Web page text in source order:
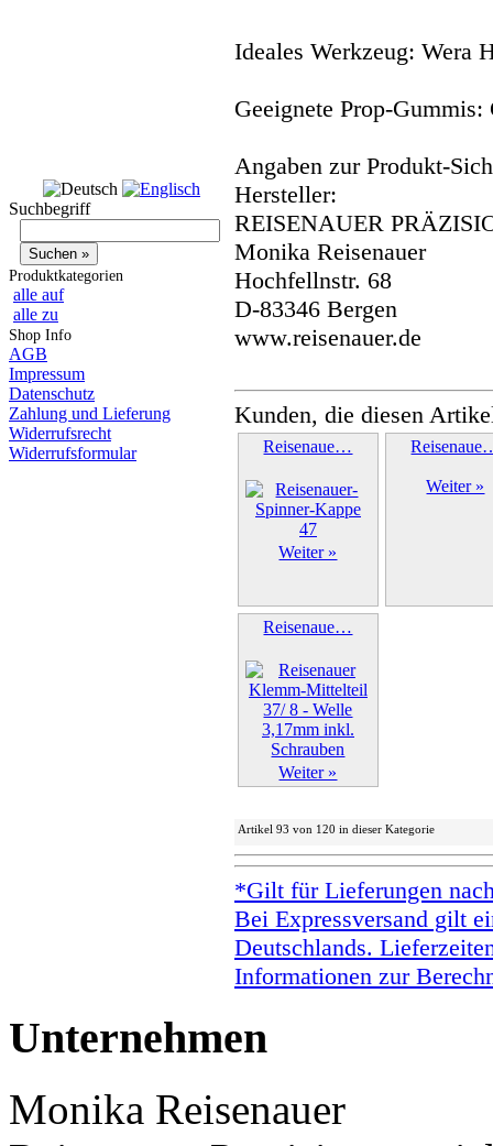
Suchbegriff
Produktkategorien
alle auf
alle zu
Shop Info
AGB
Impressum
Datenschutz
Zahlung und Lieferung
Widerrufsrecht
Widerrufsformular
Ideales Werkzeug: Wera
Geeignete Prop-Gummis:
Angaben zur Produkt-
Hersteller:
REISENAUER
Monika Reisenauer
Hochfellnstr. 68
D-83346 Bergen
www.reisenauer.de
Kunden, die diesen
Reisenaue…
Weiter »
Weiter »
Reisenaue…
Weiter »
Artikel 93 von 120 in dieser Kategorie
*Gilt für Lieferungen
Bei Expressversand gilt
Deutschlands.
Informationen zur
Unternehmen
Monika Reisenauer